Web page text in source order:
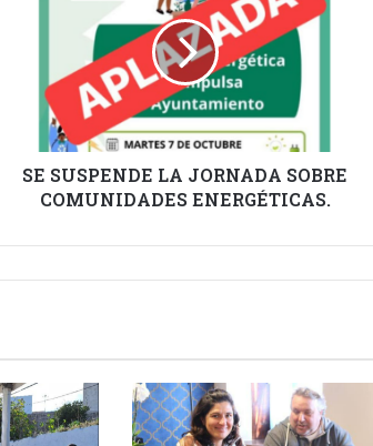
COMUNIDADES
ENERGÉTICAS.
SE SUSPENDE LA JORNADA SOBRE
COMUNIDADES ENERGÉTICAS.